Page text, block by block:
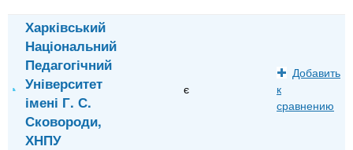
Харківський
Національний
Педагогічний
Університет
імені Г. С.
Сковороди,
ХНПУ
є
Добавить
к
сравнению